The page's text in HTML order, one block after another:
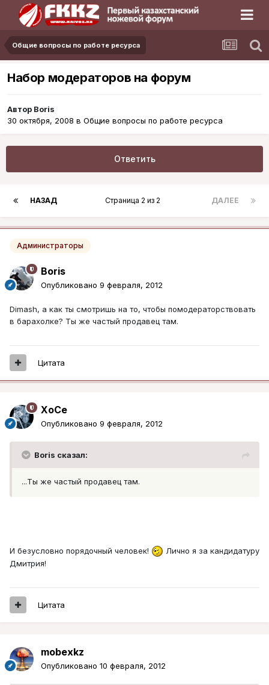
Общие вопросы по работе ресурса
Набор модераторов на форум
Автор Boris
30 октября, 2008 в Общие вопросы по работе ресурса
Ответить
НАЗАД ДАЛЕЕ
Страница 2 из 2
Администраторы
Boris
Опубликовано 9 февраля, 2012
Dimash, а как ты смотришь на то, чтобы помодераторствовать
в барахолке? Ты же частый продавец там.
Цитата
XoCe
Опубликовано 9 февраля, 2012
Boris сказал:
...Ты же частый продавец там.
И безусловно порядочный человек!
Лично я за кандидатуру
Дмитрия!
Цитата
mobexkz
Опубликовано 10 февраля, 2012